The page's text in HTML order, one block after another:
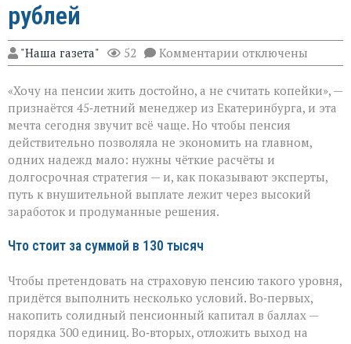
рублей
"Наша газета" 52 Комментарии к
записи
мечты:
что
нужно,
чтобы
получать
130
тысяч
рублей
отключены
«Хочу на пенсии жить достойно, а не считать копейки», —
признаётся 45‑летний менеджер из Екатеринбурга, и эта
мечта сегодня звучит всё чаще. Но чтобы пенсия
действительно позволяла не экономить на главном,
одних надежд мало: нужны чёткие расчёты и
долгосрочная стратегия — и, как показывают эксперты,
путь к внушительной выплате лежит через высокий
заработок и продуманные решения.
Что стоит за суммой в 130 тысяч
Чтобы претендовать на страховую пенсию такого уровня,
придётся выполнить несколько условий. Во‑первых,
накопить солидный пенсионный капитал в баллах —
порядка 300 единиц. Во‑вторых, отложить выход на